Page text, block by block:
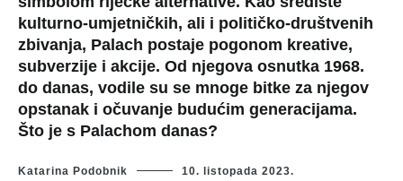
kulturno-umjetničkih, ali i političko-društvenih
zbivanja, Palach postaje pogonom kreative,
subverzije i akcije. Od njegova osnutka 1968.
do danas, vodile su se mnoge bitke za njegov
opstanak i očuvanje budućim generacijama.
Što je s Palachom danas?
Katarina Podobnik 10. listopada 2023.